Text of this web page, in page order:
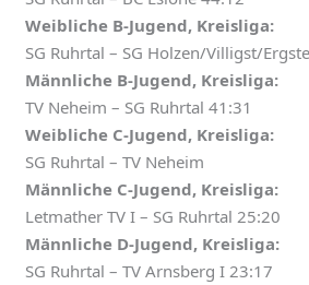
Weibliche B-Jugend, Kreisliga:
SG Ruhrtal – SG Holzen/Villigst/
Männliche B-Jugend, Kreisliga:
TV Neheim – SG Ruhrtal 41:31
Weibliche C-Jugend, Kreisliga:
SG Ruhrtal – TV Neheim
Männliche C-Jugend, Kreisliga:
Letmather TV I – SG Ruhrtal 25:20
Männliche D-Jugend, Kreisliga:
SG Ruhrtal – TV Arnsberg I 23:17